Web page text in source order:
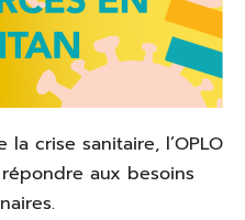
crise sanitaire, l’OPLO
aux besoins